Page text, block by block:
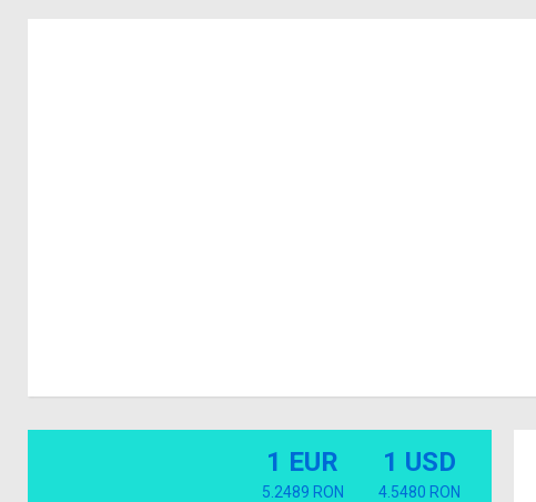
1 EUR
5.2489 RON
1 USD
4.5480 RON